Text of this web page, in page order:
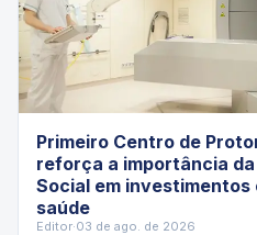
Primeiro Centro de
reforça a importância
Social em
saúde
Editor·03 de ago. de 2026